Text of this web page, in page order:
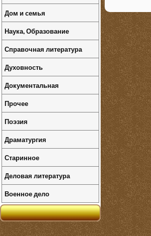
Дом и семья
Наука, Образование
Справочная литература
Духовность
Документальная
Прочее
Поэзия
Драматургия
Старинное
Деловая литература
Военное дело